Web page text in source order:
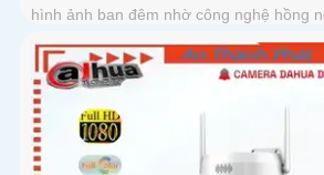
hình ảnh ban đêm nhờ công nghệ hồng